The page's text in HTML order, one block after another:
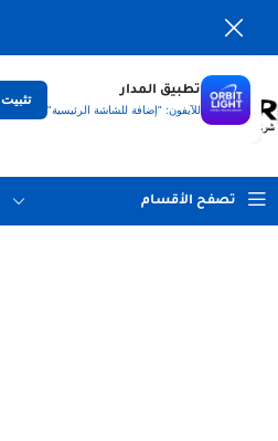
تطبيق المدار
للآيفون: "إضافة للشاشة الرئيسية"
تثبيت التوصيل
لكل العراق
تصفح الأقسام